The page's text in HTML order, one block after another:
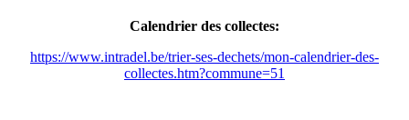
Calendrier des collectes:
https://www.intradel.be/trier-ses-dechets/mon-calendrier-des-
collectes.htm?commune=51